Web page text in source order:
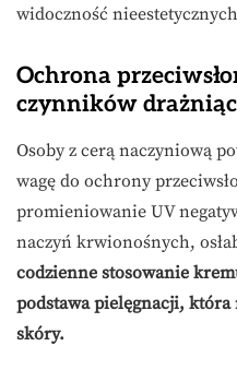
widoczność
Ochrona
czynników
Osoby z cerą naczyniową
wagę do ochrony
promieniowanie UV
naczyń krwionośnych,
codzienne stosowanie
podstawa pielęgnacji,
skóry.